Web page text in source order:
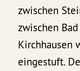
zwischen
zwischen
Kirchhausen
eingestuft.